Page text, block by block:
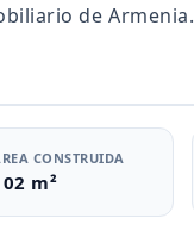
de Armenia.
CONSTRUIDA
m²